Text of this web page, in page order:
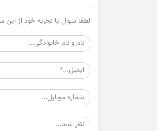
لطفا سوال یا تجربه خود از این